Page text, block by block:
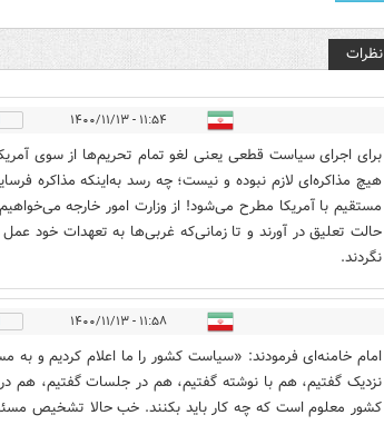
نظرات
۱۱:۵۴ - ۱۴۰۰/۱۱/۱۳
برای اجرای سیاست قطعی یعنی لغو تمام تحریم‌ها از سوی
هیچ مذاکره‌ای لازم نبوده و نیست؛ چه رسد به‌اینکه مذاکره
مستقیم با آمریکا مطرح می‌شود! از وزارت امور خارجه
حالت تعلیق در آورند و تا زمانی‌که غربی‌ها به تعهدات خود عمل
نگردند.
۱۱:۵۸ - ۱۴۰۰/۱۱/۱۳
امام خامنه‌ای فرمودند: «سیاست کشور را ما اعلام کردیم و به
نزدیک گفتیم، هم با نوشته گفتیم، هم در جلسات گفتیم،
کشور معلوم است که چه کار باید بکنند. خب حالا تشخیص‌